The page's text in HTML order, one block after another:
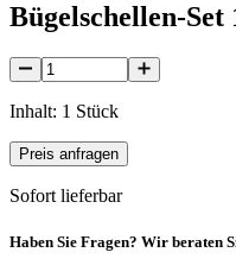
Bügelschellen-
Inhalt: 1 Stück
Preis anfragen
Sofort lieferbar
Haben Sie Fragen? Wir beraten